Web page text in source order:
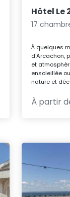
Hôtel Le
17
À quelques
d'Arcachon,
et
ensoleillée
nature et
À partir